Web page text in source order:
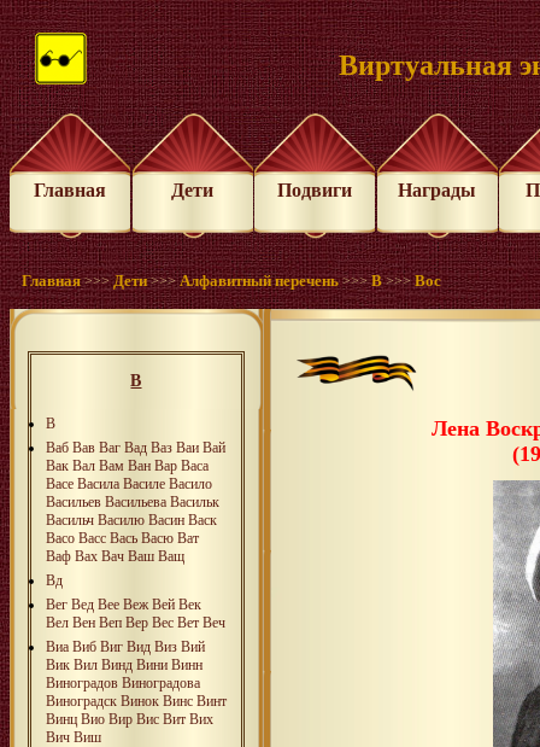
Виртуальная
Главная Дети Подвиги Награды
Главная >>>Дети >>>Алфавитный перечень >>>В >>>Вос
В
В
Ваб Вав Ваг Вад Ваз Ваи Вай
Вак Вал Вам Ван Вар Васа
Васе Васила Василе Васило
Васильев Васильева Васильк
Васильч Василю Васин Васк
Васо Васс Вась Васю Ват
Ваф Вах Вач Ваш Ващ
Вд
Вег Вед Вее Веж Вей Век
Вел Вен Веп Вер Вес Вет Веч
Виа Виб Виг Вид Виз Вий
Вик Вил Винд Вини Винн
Виноградов Виноградова
Виноградск Винок Винс Винт
Винц Вио Вир Вис Вит Вих
Вич Виш
Лена